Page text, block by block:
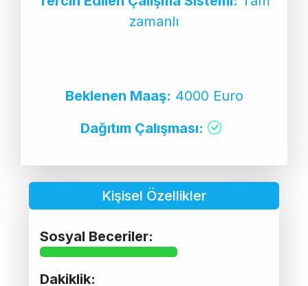
zamanlı
Beklenen Maaş: 4000 Euro
Dağıtım Çalışması:
Kişisel Özellikler
Sosyal Beceriler:
Dakiklik: